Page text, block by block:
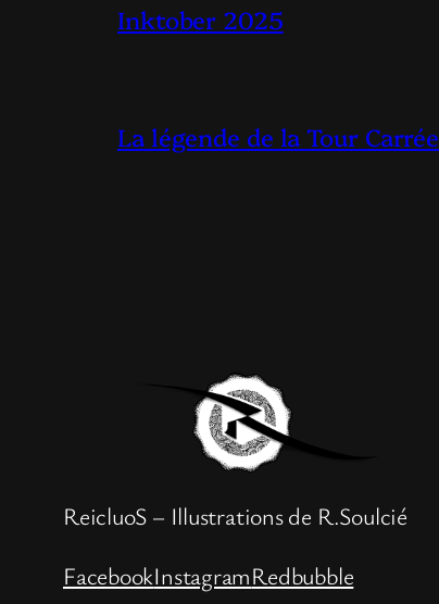
Inktober 2025
La légende de la Tour Carrée
ReicluoS – Illustrations de R.Soulcié
FacebookInstagramRedbubble